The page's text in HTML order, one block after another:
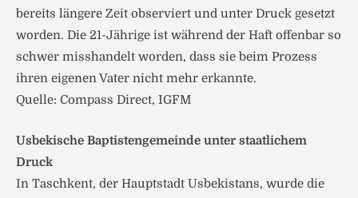
bereits längere Zeit observiert und unter Druck gesetzt
worden. Die 21-Jährige ist während der Haft offenbar so
schwer misshandelt worden, dass sie beim Prozess
ihren eigenen Vater nicht mehr erkannte.
Quelle: Compass Direct, IGFM
Usbekische Baptistengemeinde unter staatlichem
Druck
In Taschkent, der Hauptstadt Usbekistans, wurde die